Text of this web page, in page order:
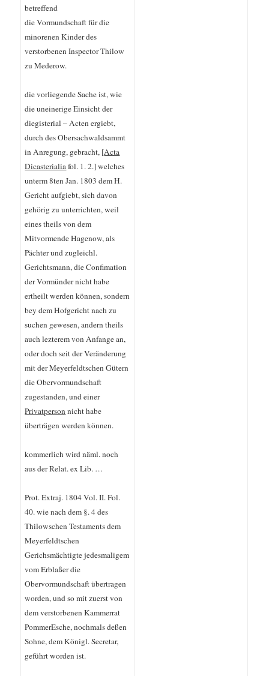
betreffend
die Vormundschaft fürdie
minorenen Kinder des
verstorbenen InspectorThilow
zu Mederow.
die vorliegende Sache ist, wie
die uneinerige Einsicht der
diegisterial – Acten ergiebt,
durch des Obersachwaldsammt
in Anregung, gebracht, [Acta
Dicasterialiafol. 1. 2.] welches
unterm 8ten Jan. 1803 dem H.
Gericht aufgiebt, sich davon
gehörig zu unterrichten, weil
eines theils von dem
Mitvormende Hagenow, als
Pächter und zugleichl.
Gerichtsmann, die Confimation
der Vormünder nicht habe
ertheilt werden können, sondern
bey dem Hofgericht nach zu
suchen gewesen, andern theils
auch lezterem von Anfange an,
oder doch seit der Veränderung
mit der Meyerfeldtschen Gütern
die Obervormundschaft
zugestanden, und einer
Privatpersonnicht habe
überträgen werden können.
kommerlich wird näml. noch
aus der Relat. ex Lib. …
Prot. Extraj. 1804 Vol. II. Fol.
40. wie nach dem §. 4 des
Thilowschen Testaments dem
Meyerfeldtschen
Gerichsmächtigte jedesmaligem
vom Erblaßer die
Obervormundschaft übertragen
worden, und so mit zuerst von
dem verstorbenen Kammerrat
PommerEsche, nochmals deßen
Sohne, dem Königl. Secretar,
geführt worden ist.